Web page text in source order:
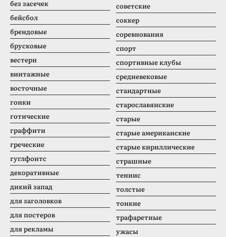
без засечек
бейсбол
брендовые
брусковые
вестерн
винтажные
восточные
гонки
готические
граффити
греческие
гуглфонтс
декоративные
дикий запад
для заголовков
для постеров
для рекламы
советские
соккер
соревнования
спорт
спортивные клубы
средневековые
стандартные
старославянские
старые
старые американские
старые кириллические
страшные
теннис
толстые
тонкие
трафаретные
ужасы